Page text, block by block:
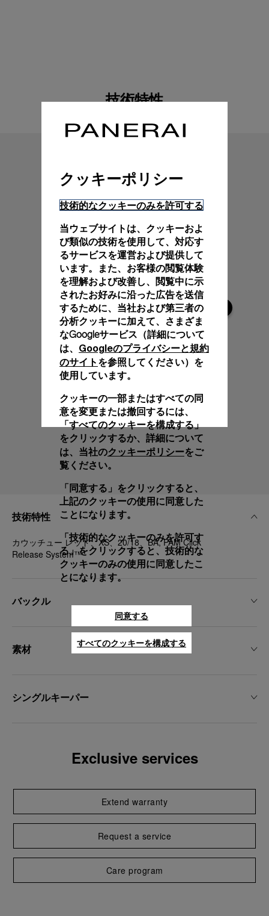
技術特性
技術特性
カウッチュー レッド、XS、20/18、BA, PAM Click
Release System™
バックル
素材
シングルキーパー
Exclusive services
Extend warranty
Request a service
Care program
クッキーポリシー
技術的なクッキーのみを許可する
当ウェブサイトは、クッキーおよ
び類似の技術を使用して、対応す
るサービスを運営および提供して
います。また、お客様の閲覧体験
を理解および改善し、閲覧中に示
されたお好みに沿った広告を送信
するために、当社および第三者の
分析クッキーに加えて、さまざま
なGoogleサービス（詳細について
は、 Googleのプライバシーと規約
のサイト を参照してください）を
使用しています。
クッキーの一部またはすべての同
意を変更または撤回するには、
「すべてのクッキーを構成する」
をクリックするか、詳細について
は、当社のクッキーポリシーをご
覧ください。
「同意する」をクリックすると、
上記のクッキーの使用に同意した
ことになります。
「技術的なクッキーのみを許可す
る」をクリックすると、技術的な
クッキーのみの使用に同意したこ
とになります。
同意する
すべてのクッキーを構成する